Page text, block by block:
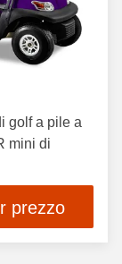
golf a pile a
mini di
prezzo